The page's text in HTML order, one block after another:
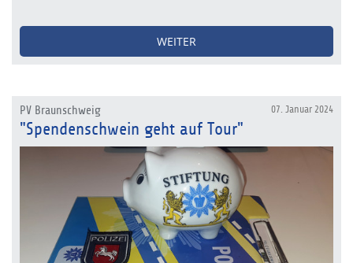
WEITER
07. Januar 2024
PV Braunschweig
"Spendenschwein geht auf Tour"